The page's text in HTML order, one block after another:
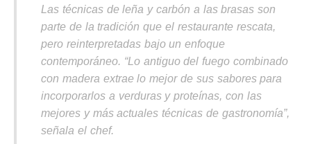
Las técnicas de leña y carbón a las brasas son
parte de la tradición que el restaurante rescata,
pero reinterpretadas bajo un enfoque
contemporáneo. “Lo antiguo del fuego combinado
con madera extrae lo mejor de sus sabores para
incorporarlos a verduras y proteínas, con las
mejores y más actuales técnicas de gastronomía”,
señala el chef.